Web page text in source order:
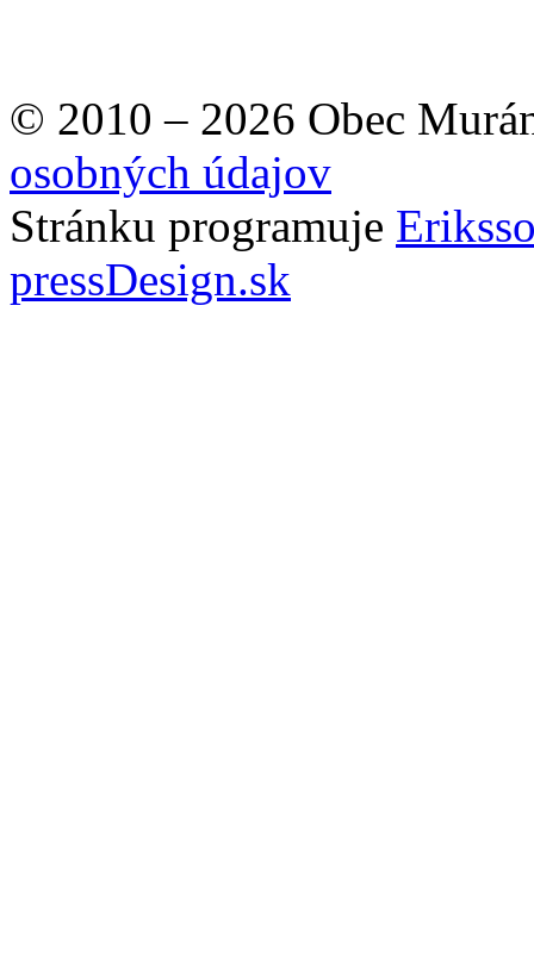
© 2010 – 2026 Obec
osobných údajov
Stránku programuje
pressDesign.sk